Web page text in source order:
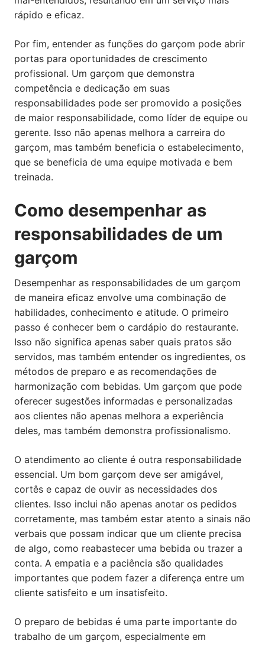
rápido e eficaz.
Por fim, entender as funções do garçom pode abrir
portas para oportunidades de crescimento
profissional. Um garçom que demonstra
competência e dedicação em suas
responsabilidades pode ser promovido a posições
de maior responsabilidade, como líder de equipe ou
gerente. Isso não apenas melhora a carreira do
garçom, mas também beneficia o estabelecimento,
que se beneficia de uma equipe motivada e bem
treinada.
Como desempenhar as
responsabilidades de um
garçom
Desempenhar as responsabilidades de um garçom
de maneira eficaz envolve uma combinação de
habilidades, conhecimento e atitude. O primeiro
passo é conhecer bem o cardápio do restaurante.
Isso não significa apenas saber quais pratos são
servidos, mas também entender os ingredientes, os
métodos de preparo e as recomendações de
harmonização com bebidas. Um garçom que pode
oferecer sugestões informadas e personalizadas
aos clientes não apenas melhora a experiência
deles, mas também demonstra profissionalismo.
O atendimento ao cliente é outra responsabilidade
essencial. Um bom garçom deve ser amigável,
cortês e capaz de ouvir as necessidades dos
clientes. Isso inclui não apenas anotar os pedidos
corretamente, mas também estar atento a sinais não
verbais que possam indicar que um cliente precisa
de algo, como reabastecer uma bebida ou trazer a
conta. A empatia e a paciência são qualidades
importantes que podem fazer a diferença entre um
cliente satisfeito e um insatisfeito.
O preparo de bebidas é uma parte importante do
trabalho de um garçom, especialmente em